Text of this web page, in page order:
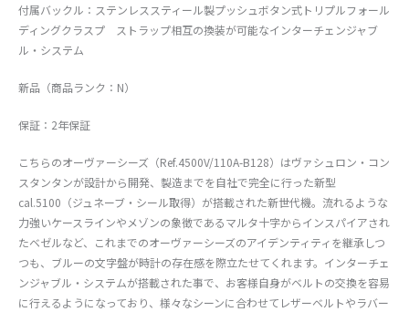
付属バックル：ステンレススティール製プッシュボタン式トリプルフォール
ディングクラスプ ストラップ相互の換装が可能なインターチェンジャブ
ル・システム
新品（商品ランク：N）
保証：2年保証
こちらのオーヴァーシーズ（Ref.4500V/110A-B128）はヴァシュロン・コン
スタンタンが設計から開発、製造までを自社で完全に行った新型
cal.5100（ジュネーブ・シール取得）が搭載された新世代機。流れるような
力強いケースラインやメゾンの象徴であるマルタ十字からインスパイアされ
たベゼルなど、これまでのオーヴァーシーズのアイデンティティを継承しつ
つも、ブルーの文字盤が時計の存在感を際立たせてくれます。インターチェ
ンジャブル・システムが搭載された事で、お客様自身がベルトの交換を容易
に行えるようになっており、様々なシーンに合わせてレザーベルトやラバー